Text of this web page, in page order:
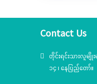
Contact Us
တိုင်းရင်းသားလူမျိုး
၁၄ ၊ နေပြည်တော်။